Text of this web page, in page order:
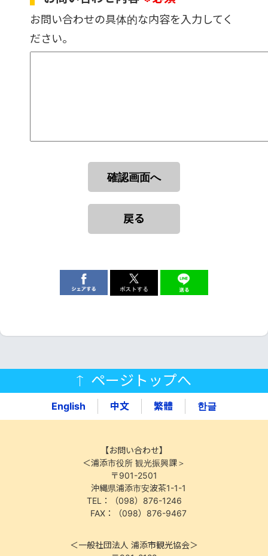
お問い合わせの具体的な内容を入力してく
ださい。
戻る
ページトップへ
English 中文 繁體 한글
【お問い合わせ】
＜浦添市役所 観光振興課＞
〒901-2501
沖縄県浦添市安波茶1-1-1
TEL：（098）876-1246
FAX：（098）876-9467
＜一般社団法人 浦添市観光協会＞